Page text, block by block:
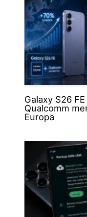
Galaxy S26
Qualcomm
Europa